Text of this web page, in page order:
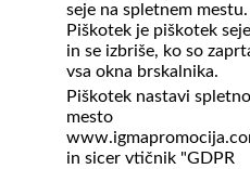
seje na spletnem mestu.
Piškotek je piškotek seje
in se izbriše, ko so
vsa okna brskalnika.
Piškotek nastavi spletno
mesto
in sicer vtičnik "GDPR